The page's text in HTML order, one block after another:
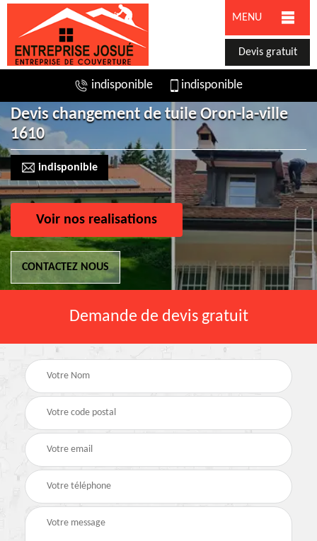
MENU
Devis gratuit
indisponible indisponible
Devis changement de tuile Oron-la-ville
1610
indisponible
Voir nos realisations
CONTACTEZ NOUS
Demande de devis gratuit